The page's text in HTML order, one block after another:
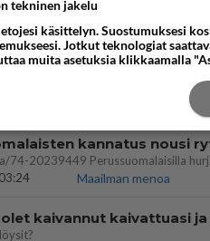
Kitee
ymmärtänyt oikein?
suhde/molemmat ovat täysin
Maailman menoa
kaivannut kaivattuasi ja
tekninen jakelu
käsittelyn. Suostumuksesi
Jotkut teknologiat
muita asetuksia klikkaamalla